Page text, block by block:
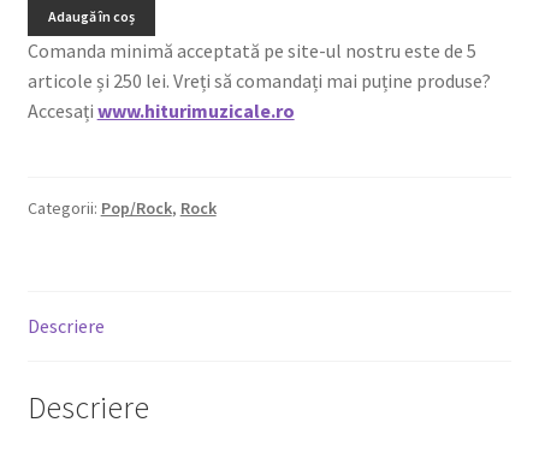
Adaugă în coș
Comanda minimă acceptată pe site-ul nostru este de 5
articole și 250 lei. Vreți să comandați mai puține produse?
Accesați www.hiturimuzicale.ro
Categorii: Pop/Rock, Rock
Descriere
Descriere